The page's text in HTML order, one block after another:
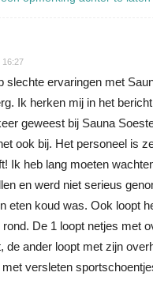
16:27
slechte ervaringen met
Ik herken mij in het
geweest bij Sauna
ook bij. Het personeel is
Ik heb lang moeten
en werd niet serieus
eten koud was. Ook loopt
rond. De 1 loopt netjes met
de ander loopt met zijn
met versleten